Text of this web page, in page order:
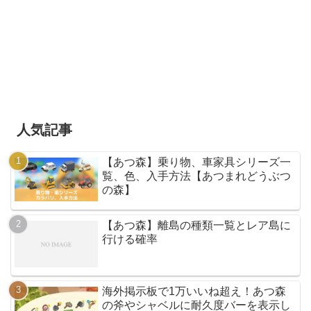
人気記事
【あつ森】乗り物、車家具シリーズ一
覧、色、入手方法【あつまれどうぶつ
の森】
【あつ森】離島の種類一覧とレア島に
行ける確率
海外掲示板で1万いいね超え！あつ森
の斧やシャベルに耐久度バーを表示し